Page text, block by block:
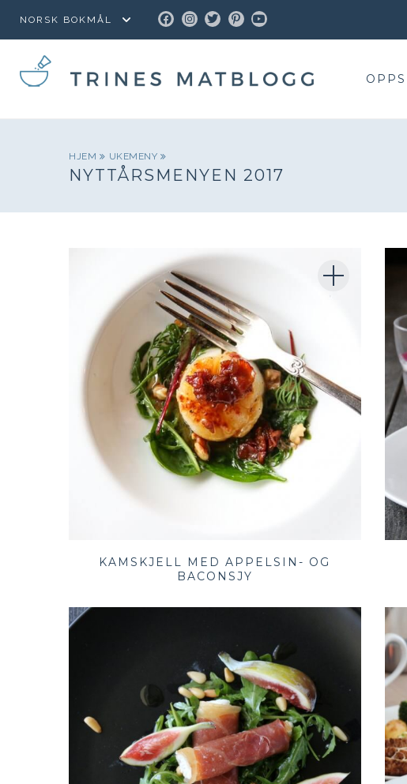
FACEBOOK
INSTAGRAM
TWITTER
PINTEREST
YOUTUBE
HJEM UKEMENY
NYTTÅRSMENYEN 2017
KAMSKJELL MED APPELSIN- OG
BACONSJY